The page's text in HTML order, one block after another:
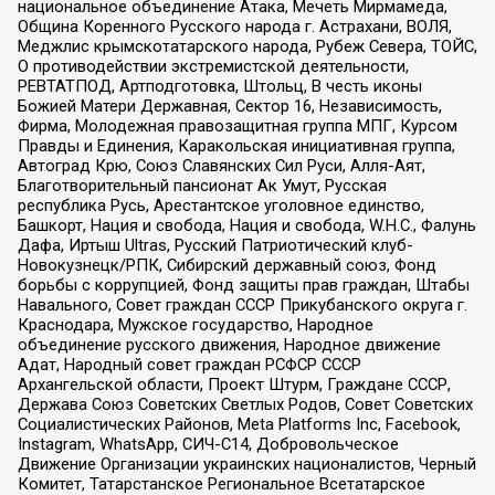
национальное объединение Атака, Мечеть Мирмамеда,
Община Коренного Русского народа г. Астрахани, ВОЛЯ,
Меджлис крымскотатарского народа, Рубеж Севера, ТОЙС,
О противодействии экстремистской деятельности,
РЕВТАТПОД, Артподготовка, Штольц, В честь иконы
Божией Матери Державная, Сектор 16, Независимость,
Фирма, Молодежная правозащитная группа МПГ, Курсом
Правды и Единения, Каракольская инициативная группа,
Автоград Крю, Союз Славянских Сил Руси, Алля-Аят,
Благотворительный пансионат Ак Умут, Русская
республика Русь, Арестантское уголовное единство,
Башкорт, Нация и свобода, Нация и свобода, W.H.С., Фалунь
Дафа, Иртыш Ultras, Русский Патриотический клуб-
Новокузнецк/РПК, Сибирский державный союз, Фонд
борьбы с коррупцией, Фонд защиты прав граждан, Штабы
Навального, Совет граждан СССР Прикубанского округа г.
Краснодара, Мужское государство, Народное
объединение русского движения, Народное движение
Адат, Народный совет граждан РСФСР СССР
Архангельской области, Проект Штурм, Граждане СССР,
Держава Союз Советских Светлых Родов, Совет Советских
Социалистических Районов, Meta Platforms Inc, Facebook,
Instagram, WhatsApp, СИЧ-С14, Добровольческое
Движение Организации украинских националистов, Черный
Комитет, Татарстанское Региональное Всетатарское